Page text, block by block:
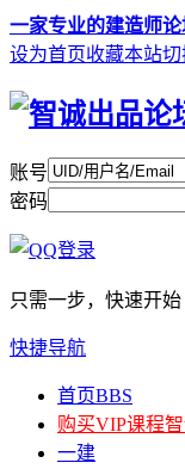
一家专业的建造师论
设为首页收藏本站切
账号
密码
只需一步，快速开始
快捷导航
首页BBS
购买VIP课程
一建